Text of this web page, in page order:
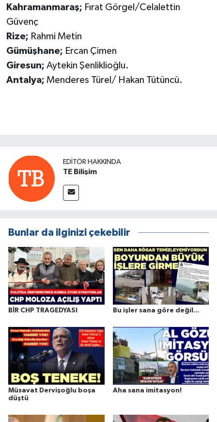
Kahramanmaraş; Fırat Görgel/Celalettin
Güvenç
Rize; Rahmi Metin
Gümüşhane; Ercan Çimen
Giresun; Aytekin Şenliklioğlu.
Antalya; Menderes Türel/ Hakan Tütüncü.
EDITÖR HAKKINDA
TE Bilişim
Bunlar da ilginizi çekebilir
BİR CHP TRAGEDYASI Bu işler sana göre değil...
Müsavat Dervişoğlu boşa
düştü
Aha sana imitasyon!